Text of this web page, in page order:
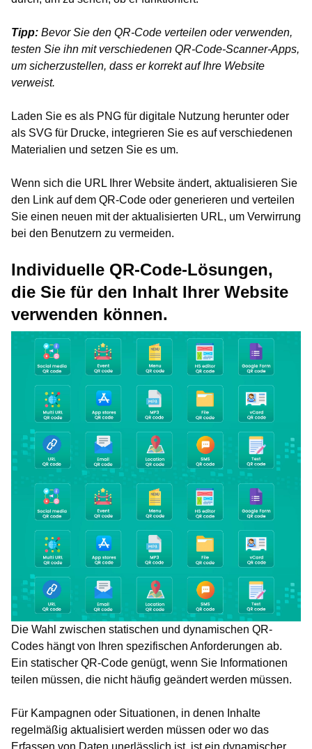
Tipp: Bevor Sie den QR-Code verteilen oder verwenden,
testen Sie ihn mit verschiedenen QR-Code-Scanner-Apps,
um sicherzustellen, dass er korrekt auf Ihre Website
verweist.
Laden Sie es als PNG für digitale Nutzung herunter oder
als SVG für Drucke, integrieren Sie es auf verschiedenen
Materialien und setzen Sie es um.
Wenn sich die URL Ihrer Website ändert, aktualisieren Sie
den Link auf dem QR-Code oder generieren und verteilen
Sie einen neuen mit der aktualisierten URL, um Verwirrung
bei den Benutzern zu vermeiden.
Individuelle QR-Code-Lösungen,
die Sie für den Inhalt Ihrer Website
verwenden können.
Die Wahl zwischen statischen und dynamischen QR-
Codes hängt von Ihren spezifischen Anforderungen ab.
Ein statischer QR-Code genügt, wenn Sie Informationen
teilen müssen, die nicht häufig geändert werden müssen.
Für Kampagnen oder Situationen, in denen Inhalte
regelmäßig aktualisiert werden müssen oder wo das
Erfassen von Daten unerlässlich ist, ist ein dynamischer